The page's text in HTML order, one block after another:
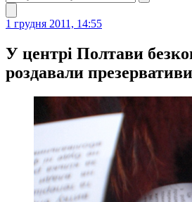
1 грудня 2011, 14:55
У центрі Полтави
роздавали презервативи